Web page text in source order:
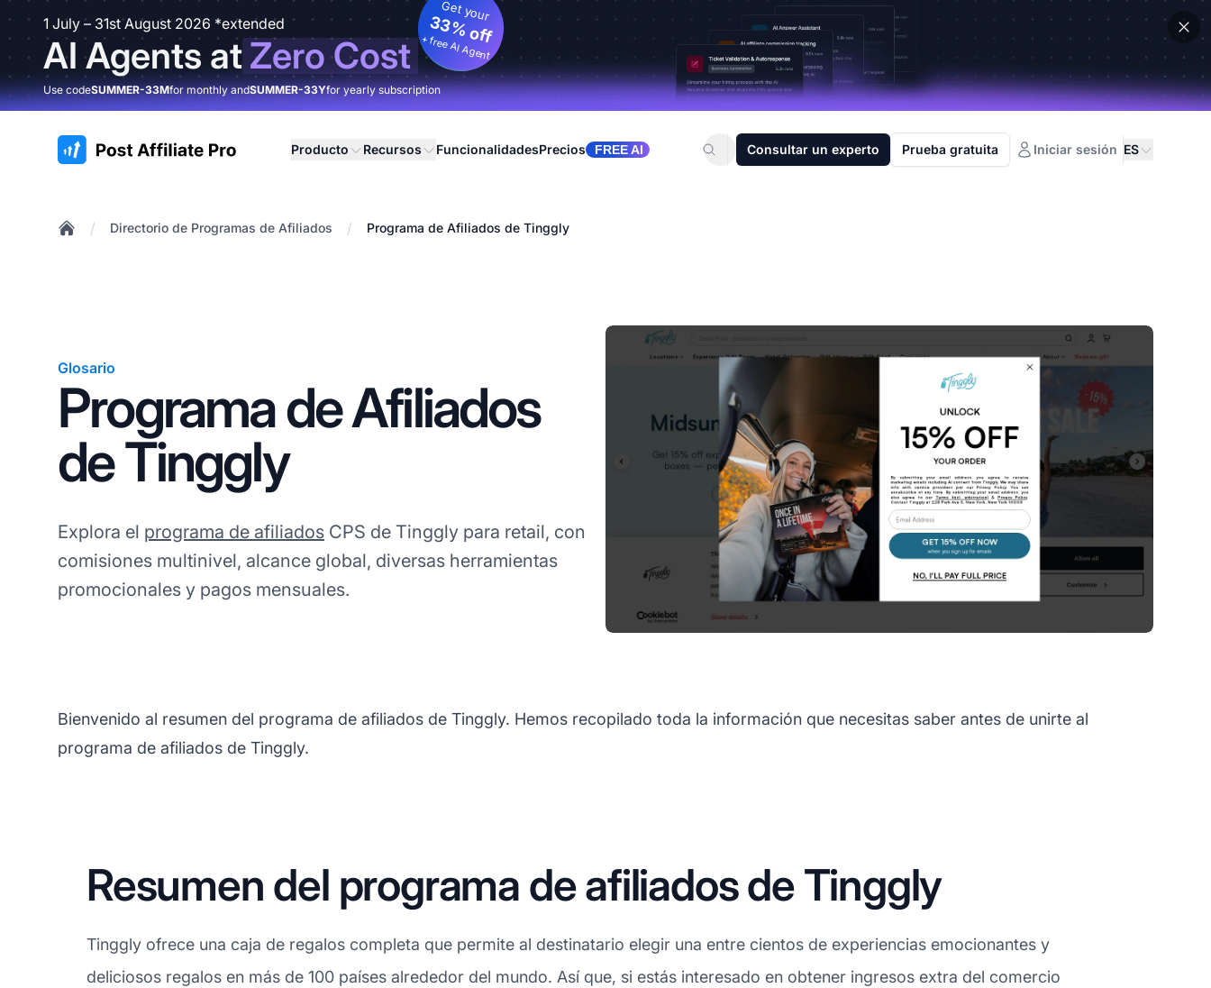
1 July – 31st August 2026 *extended
AI Agents atZero Cost
Get your
33% off
+ free AI Agent
Use codeSUMMER-33Mfor monthly andSUMMER-33Yfor yearly subscription
:site.title Producto Recursos FuncionalidadesPrecios FREE AI Consultar un experto Prueba gratuita Iniciar sesión ES
/ Directorio de Programas de Afiliados / Programa de Afiliados de Tinggly
Glosario
Programa de Afiliados
de Tinggly
Explora el programa de afiliados CPS de Tinggly para retail, con
comisiones multinivel, alcance global, diversas herramientas
promocionales y pagos mensuales.
Bienvenido al resumen del programa de afiliados de Tinggly. Hemos recopilado toda la información que necesitas saber antes de unirte al
programa de afiliados de Tinggly.
Resumen del programa de afiliados de Tinggly
Tinggly ofrece una caja de regalos completa que permite al destinatario elegir una entre cientos de experiencias emocionantes y
deliciosos regalos en más de 100 países alrededor del mundo. Así que, si estás interesado en obtener ingresos extra del comercio